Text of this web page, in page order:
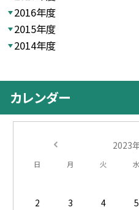
2016年度
2015年度
2014年度
カレンダー
2023
日 月 火 水
2
3 4 5